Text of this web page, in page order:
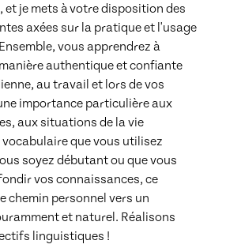
et je mets à votre disposition des
axées sur la pratique et l'usage
vous apprendrez à
authentique et confiante
au travail et lors de vos
importance particulière aux
aux situations de la vie
que vous utilisez
soyez débutant ou que vous
vos connaissances, ce
chemin personnel vers un
et naturel. Réalisons
linguistiques !